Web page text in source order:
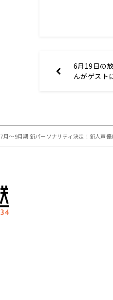
6月19日の
んがゲスト
7月〜9月期 新パーソナリティ決定！新人声